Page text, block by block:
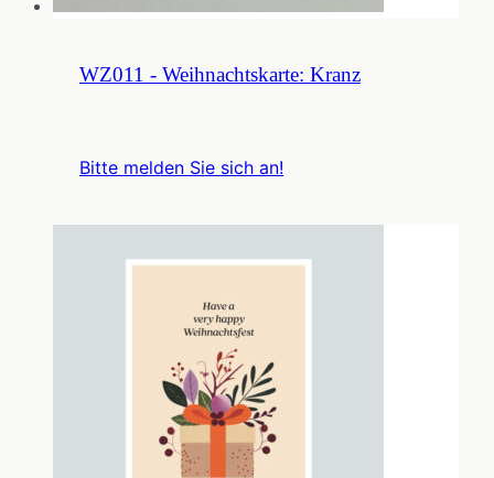
WZ011 - Weihnachtskarte: Kranz
Bitte melden Sie sich an!